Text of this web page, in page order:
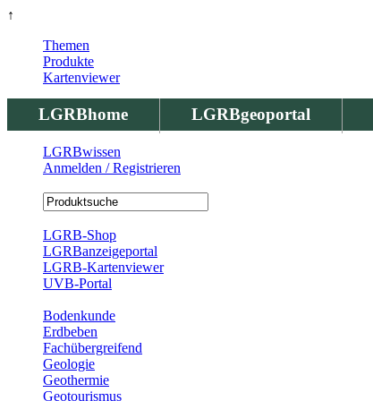
↑
LGRBhome LGRBgeoportal
Themen
Produkte
Kartenviewer
LGRBwissen
Anmelden / Registrieren
LGRB-Shop
LGRBanzeigeportal
LGRB-Kartenviewer
UVB-Portal
Bodenkunde
Erdbeben
Fachübergreifend
Geologie
Geothermie
Geotourismus